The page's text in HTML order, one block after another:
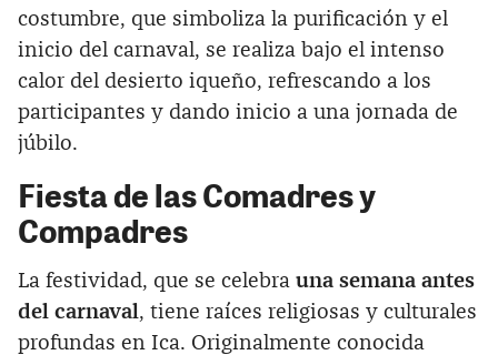
costumbre, que simboliza la purificación y el
inicio del carnaval, se realiza bajo el intenso
calor del desierto iqueño, refrescando a los
participantes y dando inicio a una jornada de
júbilo.
Fiesta de las Comadres y
Compadres
La festividad, que se celebra una semana antes
del carnaval , tiene raíces religiosas y culturales
profundas en Ica. Originalmente conocida